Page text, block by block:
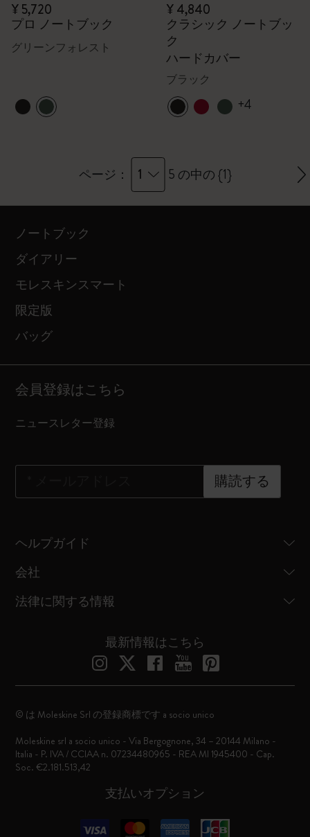
¥ 5,720
プロ ノートブック
グリーンフォレスト
¥ 4,840
クラシック ノートブッ
ク
ハードカバー
ブラック
+4
ページ： 1 5 の中の {1}
ノートブック
ダイアリー
モレスキンスマート
限定版
バッグ
会員登録はこちら
ニュースレター登録
購読する
ヘルプガイド
会社
法律に関する情報
最新情報はこちら
支払いオプション
© は Moleskine Srl の登録商標です a socio unico
Moleskine srl a socio unico - Via Bergognone, 34 – 20144 Milano -
Italia - P. IVA / CCIAA n. 07234480965 - REA MI 1945400 - Cap.
Soc. €2.181.513,42